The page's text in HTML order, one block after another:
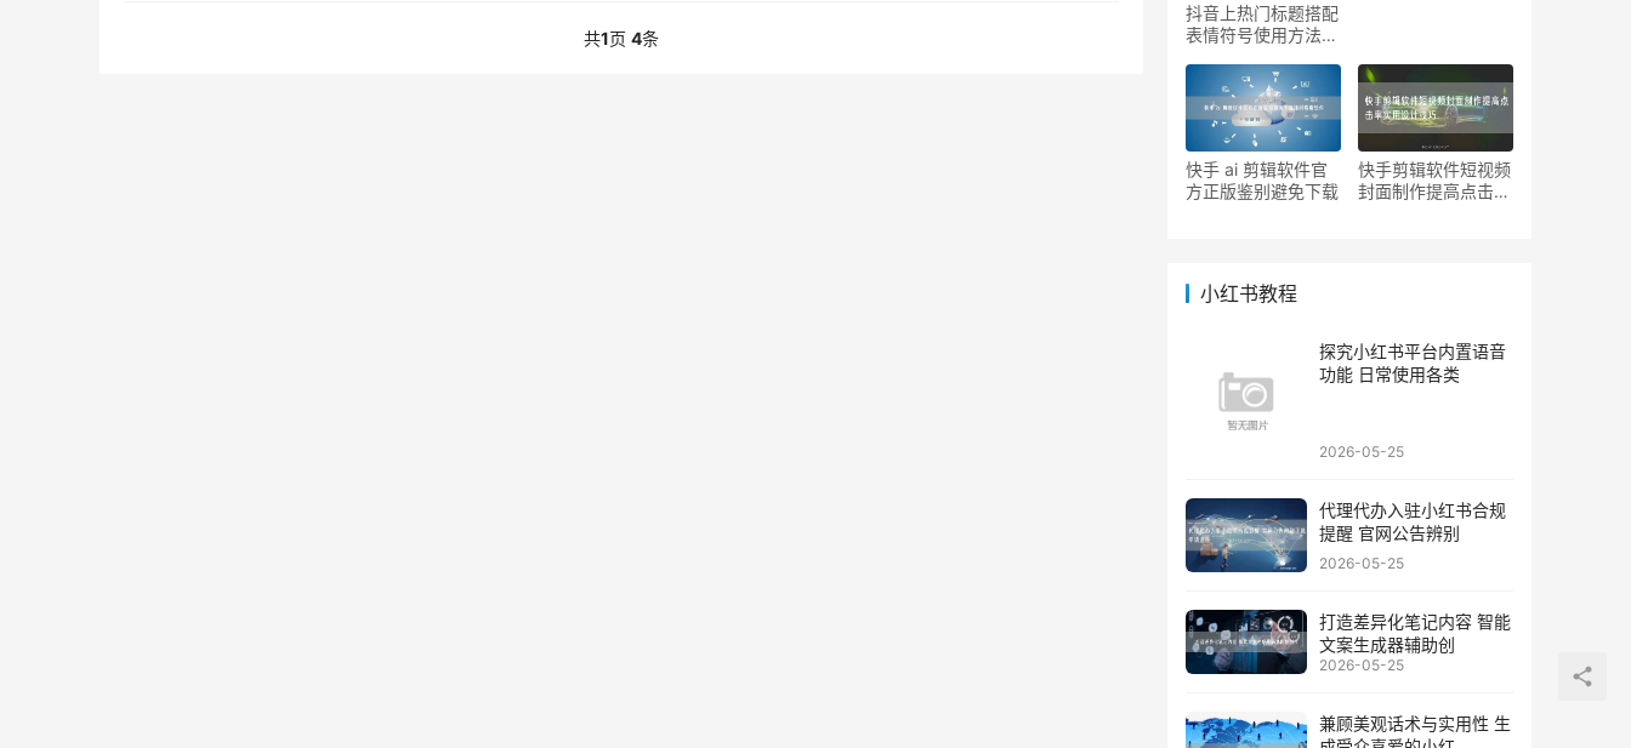
共1页 4条
抖音上热门标题搭配
表情符号使用方法提
快手 ai 剪辑软件官
方正版鉴别避免下载
快手剪辑软件短视频
封面制作提高点击率
小红书教程
探究小红书平台内置语音
功能 日常使用各类
2026-05-25
代理代办入驻小红书合规
提醒 官网公告辨别
2026-05-25
打造差异化笔记内容 智能
文案生成器辅助创
2026-05-25
兼顾美观话术与实用性 生